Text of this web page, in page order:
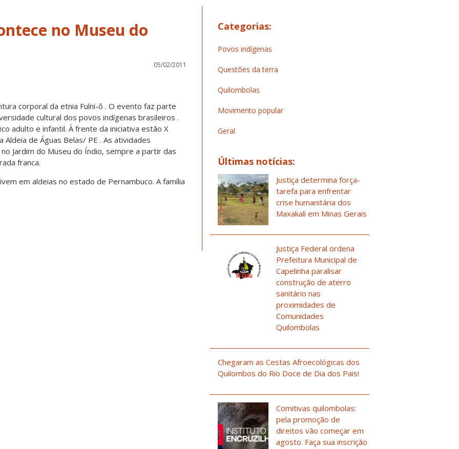
no Museu do
05/02/2011
corporal da etnia Fulni-ô . O evento faz parte
cultural dos povos indígenas brasileiros .
adulto e infantil. À frente da iniciativa estão X
Aldeia de Águas Belas/ PE . As atividades
Jardim do Museu do Índio, sempre a partir das
franca.
em aldeias no estado de Pernambuco. A família
Categorias:
Povos indígenas
Questões da terra
Quilombolas
Movimento popular
Geral
Últimas notícias:
Justiça determina força-
tarefa para enfrentar
crise humanitária dos
Maxakali em Minas Gerais
Justiça Federal ordena
Prefeitura Municipal de
Capelinha paralisar
construção de aterro
sanitário nas
proximidades de
Comunidades
Quilombolas
Chegaram as Cestas Afroecológicas dos
Quilombos do Rio Doce de Dia dos Pais!
Comitivas quilombolas:
pela promoção de
direitos vão começar em
agosto. Faça sua inscrição